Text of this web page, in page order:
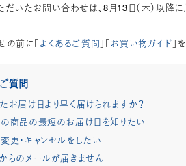
いたお問い合わせは、8月13日（木）以降
の前に「よくあるご質問 」「お買い物ガイド 」
質問
お届け日より早く届けられますか？
商品の最短のお届け日を知りたい
更・キャンセルをしたい
らのメールが届きません